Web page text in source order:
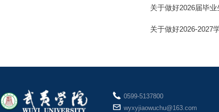
关于做好2026届毕
关于做好2026-2027
0599-5137800
wyxyjiaowuchu@163.com